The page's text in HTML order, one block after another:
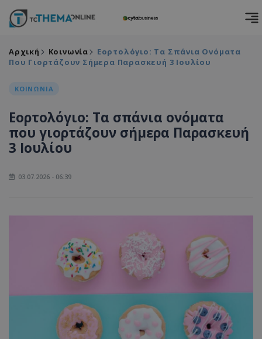
Αρχική Κοινωνία
Εορτολόγιο: Τα Σπάνια Ονόματα
Που Γιορτάζουν Σήμερα Παρασκευή 3 Ιουλίου
ΚΟΙΝΩΝΙΑ
Εορτολόγιο: Τα σπάνια ονόματα
που γιορτάζουν σήμερα Παρασκευή
3 Ιουλίου
03.07.2026 - 06:39